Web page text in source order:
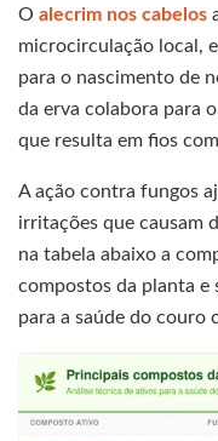
O alecrim nos cabelos
microcirculação local,
para o nascimento de
da erva colabora para
que resulta em fios
A ação contra fungos
irritações que causam
na tabela abaixo a
compostos da planta e
para a saúde do couro